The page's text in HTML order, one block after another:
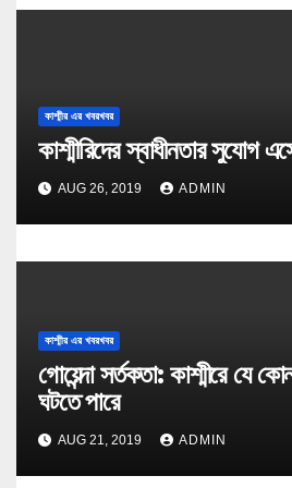
কাশ্মীর এর খবরখবর
কাশ্মীরিদের স্বাধীনতার সুযোগ
AUG 26, 2019 ADMIN
কাশ্মীর এর খবরখবর
গোয়েন্দা সর্তকতা: কাশ্মীরে যে
ঘটতে পারে
AUG 21, 2019 ADMIN